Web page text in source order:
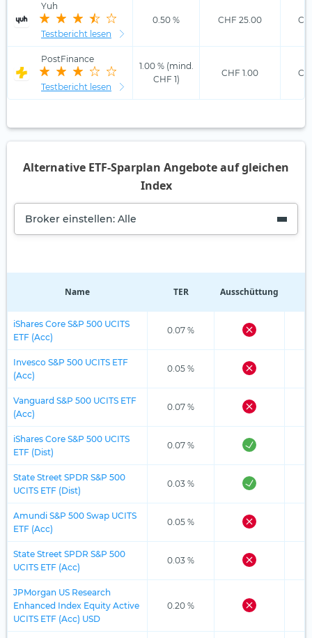
Yuh
Testbericht lesen
0.50 % CHF 25.00
PostFinance
Testbericht lesen
1.00 % (mind.
CHF 1)
CHF 1.00
Alternative ETF-Sparplan Angebote auf gleichen
Index
Broker einstellen: Alle
Name TER Ausschüttung
iShares Core S&P 500 UCITS
ETF (Acc)
0.07 %
Invesco S&P 500 UCITS ETF
(Acc)
0.05 %
Vanguard S&P 500 UCITS ETF
(Acc)
0.07 %
iShares Core S&P 500 UCITS
ETF (Dist)
0.07 %
State Street SPDR S&P 500
UCITS ETF (Dist)
0.03 %
Amundi S&P 500 Swap UCITS
ETF (Acc)
0.05 %
State Street SPDR S&P 500
UCITS ETF (Acc)
0.03 %
JPMorgan US Research
Enhanced Index Equity Active
UCITS ETF (Acc) USD
0.20 %